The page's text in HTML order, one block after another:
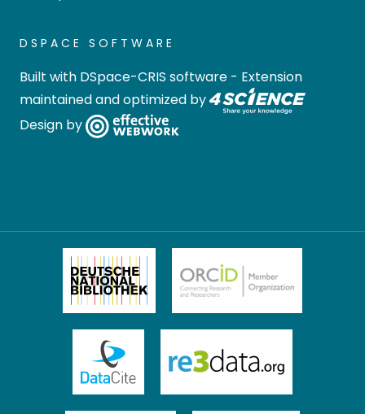
DSPACE SOFTWARE
Built with DSpace-CRIS software - Extension
maintained and optimized by
Design by